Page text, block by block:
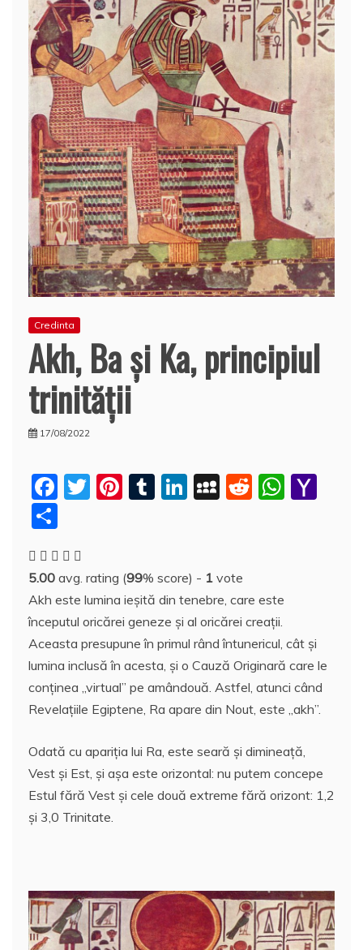
Credinta
Akh, Ba şi Ka, principiul
trinităţii
17/08/2022
F
e
b
o
o
k
T
Pi
e
st
T
r
Li
dI
n
M
a
c
e
R
t
W
p
l
rt
aj
e
a
z
ă
5.00 avg. rating (99% score) - 1 vote
Akh este lumina ieşită din tenebre, care este
începutul oricărei geneze şi al oricărei creaţii.
Aceasta presupune în primul rând întunericul, cât şi
lumina inclusă în acesta, şi o Cauză Originară care le
conţinea „virtual” pe amândouă. Astfel, atunci când
Revelaţiile Egiptene, Ra apare din Nout, este „akh”.
Odată cu apariţia lui Ra, este seară şi dimineaţă,
Vest şi Est, şi aşa este orizontal: nu putem concepe
Estul fără Vest şi cele două extreme fără orizont: 1,2
şi 3,0 Trinitate.